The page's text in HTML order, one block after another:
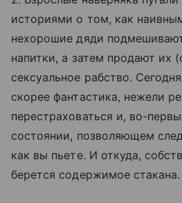
историями о том, как
нехорошие дяди
напитки, а затем продают их
сексуальное рабство.
скорее фантастика, нежели
перестраховаться и, во-
состоянии, позволяющем
как вы пьете. И откуда,
берется содержимое стакана.